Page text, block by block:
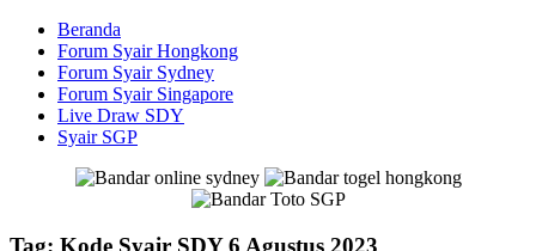
Beranda
Forum Syair Hongkong
Forum Syair Sydney
Forum Syair Singapore
Live Draw SDY
Syair SGP
Tag: Kode Syair SDY 6 Agustus 2023